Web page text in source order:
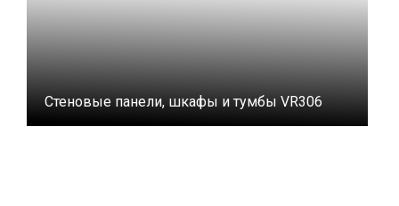
Стеновые панели, шкафы и тумбы VR306